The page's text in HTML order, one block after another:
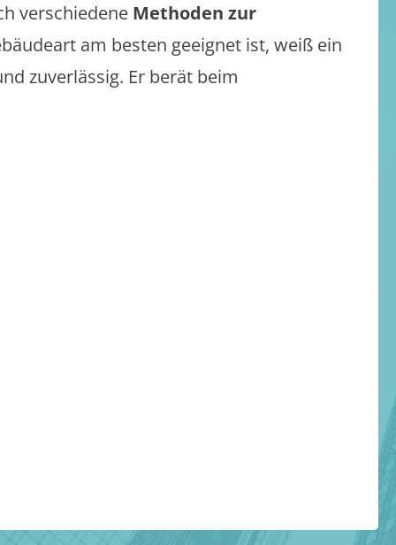
verschiedene Methoden zur
am besten geeignet ist, weiß ein
zuverlässig. Er berät beim